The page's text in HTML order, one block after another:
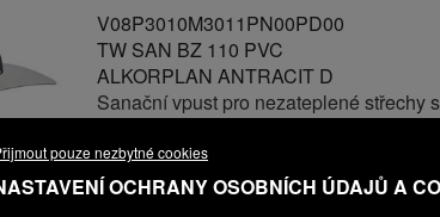
pouze nezbytné cookies
OCHRANY OSOBNÍCH ÚDAJŮ A
V08P3010M3011PN00PD00
TW SAN BZ 110 PVC
ALKORPLAN ANTRACIT D
Sanační vpust pro nezateplené střechy